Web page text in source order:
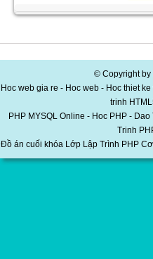
© Copyright by
Hoc web gia re - Hoc web - Hoc thiet
trinh
PHP MYSQL Online - Hoc PHP -
Trinh
Đồ án cuối khóa Lớp Lập Trình PHP